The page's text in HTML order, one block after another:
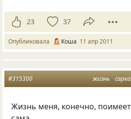
23 37
Опубликовала Коша 11 апр 2011
жизнь
#315300
Жизнь меня, конечно,